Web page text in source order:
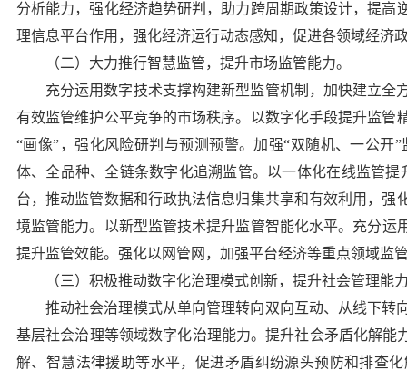
分析能力，强化经济趋势研判，助力跨周期政策设计，提高
理信息平台作用，强化经济运行动态感知，促进各领域经济
（二）大力推行智慧监管，提升市场监管能力。
充分运用数字技术支撑构建新型监管机制，加快建立
有效监管维护公平竞争的市场秩序。 以数字化手段提升监管
“画像”，强化风险研判与预测预警。加强“双随机、一公
体、全品种、全链条数字化追溯监管。 以一体化在线监管提
台，推动监管数据和行政执法信息归集共享和有效利用，
境监管能力。 以新型监管技术提升监管智能化水平。 充分运
提升监管效能。强化以网管网，加强平台经济等重点领域监
（三）积极推动数字化治理模式创新，提升社会管理能
推动社会治理模式从单向管理转向双向互动、从线下
基层社会治理等领域数字化治理能力。提升社会矛盾化解能
解、智慧法律援助等水平，促进矛盾纠纷源头预防和排查化